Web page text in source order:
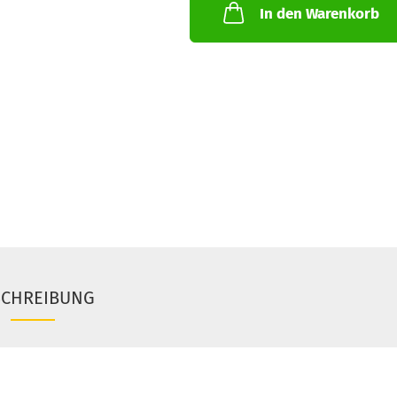
In den Warenkorb